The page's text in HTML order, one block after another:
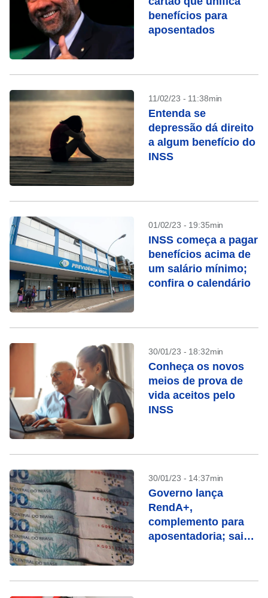
benefícios para
aposentados
11/02/23 - 11:38min
Entenda se
depressão dá direito
a algum benefício do
INSS
01/02/23 - 19:35min
INSS começa a pagar
benefícios acima de
um salário mínimo;
confira o calendário
30/01/23 - 18:32min
Conheça os novos
meios de prova de
vida aceitos pelo
INSS
30/01/23 - 14:37min
Governo lança
RendA+,
complemento para
aposentadoria; saiba